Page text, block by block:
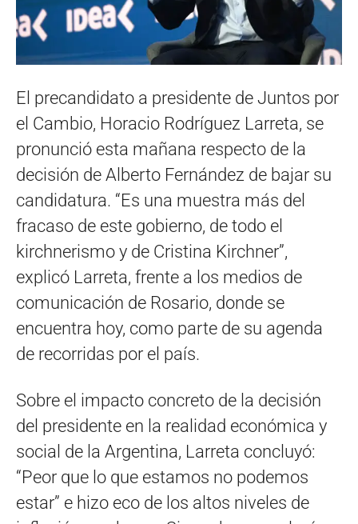
El precandidato a presidente de Juntos por
el Cambio, Horacio Rodríguez Larreta, se
pronunció esta mañana respecto de la
decisión de Alberto Fernández de bajar su
candidatura. “Es una muestra más del
fracaso de este gobierno, de todo el
kirchnerismo y de Cristina Kirchner”,
explicó Larreta, frente a los medios de
comunicación de Rosario, donde se
encuentra hoy, como parte de su agenda
de recorridas por el país.
Sobre el impacto concreto de la decisión
del presidente en la realidad económica y
social de la Argentina, Larreta concluyó:
“Peor que lo que estamos no podemos
estar” e hizo eco de los altos niveles de